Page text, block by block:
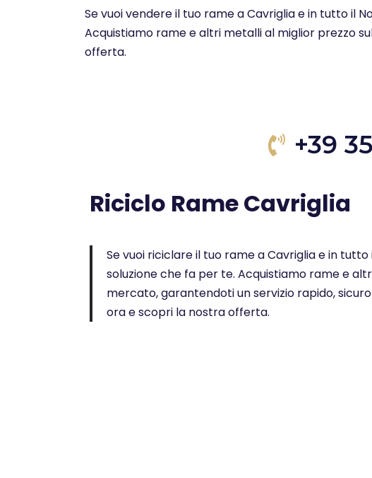
Se vuoi vendere il tuo rame a Cavriglia e in tutto il
Acquistiamo rame e altri metalli al miglior prezzo
offerta.
+39
Riciclo Rame Cavriglia
Se vuoi riciclare il tuo rame a Cavriglia e in
soluzione che fa per te. Acquistiamo rame e
mercato, garantendoti un servizio rapido,
ora e scopri la nostra offerta.